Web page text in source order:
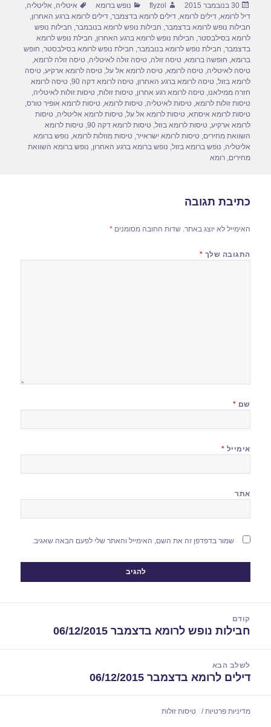
e
b
o
o
k
o
d
o
n
e
פורסם
בתאריך
30 בנובמבר 2015 מחבר
flyzol קטגוריות
נופש ברומא תגיות
איטליה, אליטליה,
דיל לרומא,דילים לרומא,דילים לרומא בדצמבר,דילים לרומא ברגע האחרון,
חבילות נופש לרומא בדצמבר, חבילות נופש לרומא בנובמבר, חבילות נופש
לרומא בסילבסטר, חבילות נופש לרומא ברגע האחרון, חבילת נופש לרומא
בדצמבר, חבילת נופש לרומא בנובמבר, חבילת נופש לרומא בסילבסטר, חופש
ברומא, חופשה ברומא,טיסה זולה,טיסה זולה לאיטליה,טיסה זולה לרומא,
טיסה לאיטליה,טיסה לרומא,טיסה לרומא אל על,טיסה לרומא ארקיע,טיסה
לרומא בזול,טיסה לרומא ברגע האחרון,טיסה לרומא דקה 90 ,טיסה לרומא
חזרה ממילאנו,טיסה לרומא רגע אחרון,טיסות זולות,טיסות זולות לאיטליה,
טיסות זולות לרומא,טיסות לאיטליה,טיסות לרומא,טיסות לרומא אופיר טורס,
טיסות לרומא איסתא,טיסות לרומא אל על,טיסות לרומא אליטליה,טיסות
לרומא ארקיע,טיסות לרומא בזול,טיסות לרומא דקה 90 ,טיסות לרומא
השוואת מחירים,טיסות לרומא ישראייר,טיסות מוזלות לרומא, נופש ברומא
אליטליה, נופש ברומא בזול, נופש ברומא ברגע האחרון, נופש ברומא השוואת
מחירים,רומא
כתיבת תגובה
האימייל לא יוצג באתר. שדות החובה מסומנים*
התגובה שלך *
שם *
אימייל *
אתר
שמור בדפדפן זה את השם, האימייל והאתר שלי לפעם הבאה שאגיב.
קודם
הפוסט
חבילות נופש לרומא בדצמבר 06/12/2015
לשלב הבא
הפוסט
דילים לרומא בדצמבר 06/12/2015
מדיניות פרטיות טיסות זולות